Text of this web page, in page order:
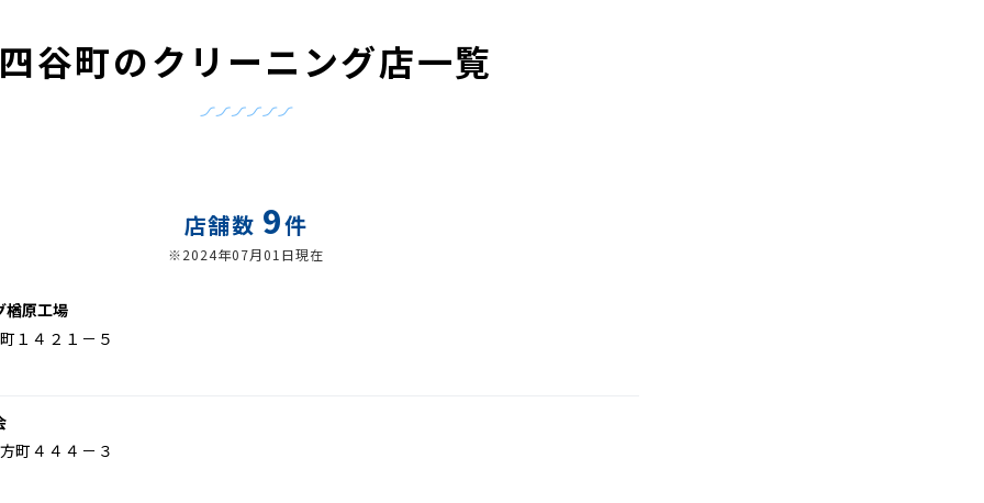
四谷町のクリーニング店一覧
店舗数 9件
※2024年07月01日現在
楢原工場
１４２１－５
町４４４－３